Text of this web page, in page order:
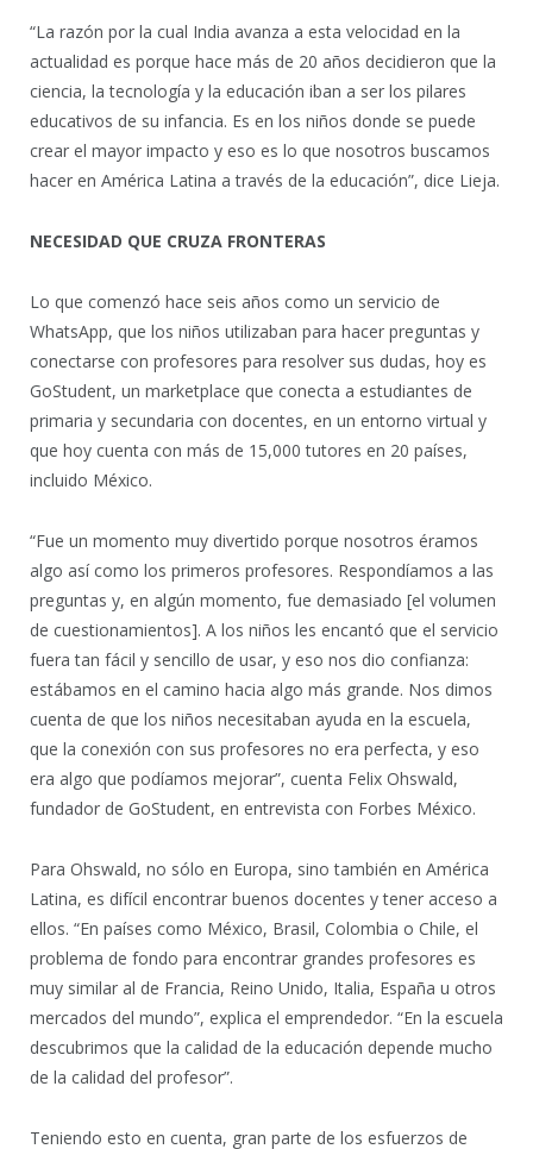
“La razón por la cual India avanza a esta velocidad en la
actualidad es porque hace más de 20 años decidieron que la
ciencia, la tecnología y la educación iban a ser los pilares
educativos de su infancia. Es en los niños donde se puede
crear el mayor impacto y eso es lo que nosotros buscamos
hacer en América Latina a través de la educación”, dice Lieja.
NECESIDAD QUE CRUZA FRONTERAS
Lo que comenzó hace seis años como un servicio de
WhatsApp, que los niños utilizaban para hacer preguntas y
conectarse con profesores para resolver sus dudas, hoy es
GoStudent, un marketplace que conecta a estudiantes de
primaria y secundaria con docentes, en un entorno virtual y
que hoy cuenta con más de 15,000 tutores en 20 países,
incluido México.
“Fue un momento muy divertido porque nosotros éramos
algo así como los primeros profesores. Respondíamos a las
preguntas y, en algún momento, fue demasiado [el volumen
de cuestionamientos]. A los niños les encantó que el servicio
fuera tan fácil y sencillo de usar, y eso nos dio confianza:
estábamos en el camino hacia algo más grande. Nos dimos
cuenta de que los niños necesitaban ayuda en la escuela,
que la conexión con sus profesores no era perfecta, y eso
era algo que podíamos mejorar”, cuenta Felix Ohswald,
fundador de GoStudent, en entrevista con Forbes México.
Para Ohswald, no sólo en Europa, sino también en América
Latina, es difícil encontrar buenos docentes y tener acceso a
ellos. “En países como México, Brasil, Colombia o Chile, el
problema de fondo para encontrar grandes profesores es
muy similar al de Francia, Reino Unido, Italia, España u otros
mercados del mundo”, explica el emprendedor. “En la escuela
descubrimos que la calidad de la educación depende mucho
de la calidad del profesor”.
Teniendo esto en cuenta, gran parte de los esfuerzos de